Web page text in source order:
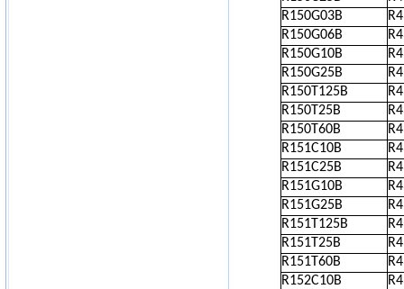
R150G03B
R150G06B
R150G10B
R150G25B
R150T125B
R150T25B
R150T60B
R151C10B
R151C25B
R151G10B
R151G25B
R151T125B
R151T25B
R151T60B
R152C10B